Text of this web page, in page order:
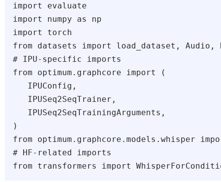
import evaluate
import numpy as np
import torch
from datasets import load_dataset, Audio,
# IPU-specific imports
from optimum.graphcore import (
   IPUConfig,
   IPUSeq2SeqTrainer,
   IPUSeq2SeqTrainingArguments,
)
from optimum.graphcore.models.whisper
# HF-related imports